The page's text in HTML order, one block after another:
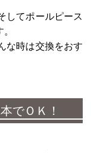
してポールピース
な時は交換をおす
でＯＫ！